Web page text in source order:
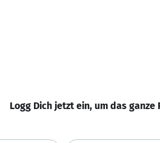
Logg Dich jetzt ein, um das ganze